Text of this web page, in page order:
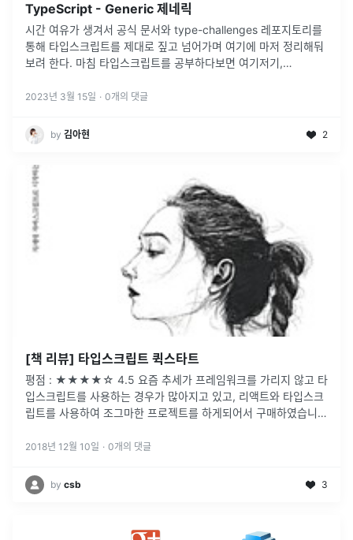
TypeScript - Generic 제네릭
시간 여유가 생겨서 공식 문서와 type-challenges 레포지토리를
통해 타입스크립트를 제대로 짚고 넘어가며 여기에 마저 정리해둬
보려 한다. 마침 타입스크립트를 공부하다보면 여기저기,
진 않았었다...
2023년 3월 15일 · 0개의 댓글
by 김아현 2
[책 리뷰] 타입스크립트 퀵스타트
평점 : ★★★★☆ 4.5 요즘 추세가 프레임워크를 가리지 않고 타
입스크립트를 사용하는 경우가 많아지고 있고, 리액트와 타입스크
립트를 사용하여 조그마한 프로젝트를 하게되어서 구매하였습니
립트 검색을 통해 서적들을 살펴보면 몇 권 있는 책들도 Angular
2018년 12월 10일 · 0개의 댓글
by csb 3